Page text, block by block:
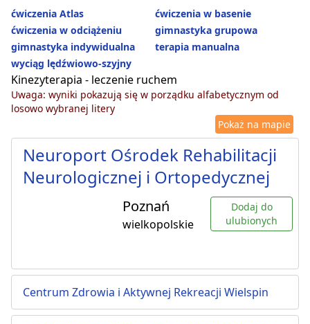
ćwiczenia Atlas
ćwiczenia w basenie
ćwiczenia w odciążeniu
gimnastyka grupowa
gimnastyka indywidualna
terapia manualna
wyciąg lędźwiowo-szyjny
Kinezyterapia - leczenie ruchem
Uwaga: wyniki pokazują się w porządku alfabetycznym od
losowo wybranej litery
Pokaż na mapie
Neuroport Ośrodek Rehabilitacji
Neurologicznej i Ortopedycznej
Poznań
wielkopolskie
Dodaj do
ulubionych
Centrum Zdrowia i Aktywnej Rekreacji Wielspin